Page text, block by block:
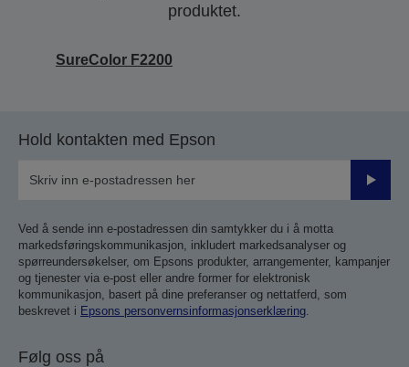
produktet.
SureColor F2200
Hold kontakten med Epson
Send
Ved å sende inn e-postadressen din samtykker du i å motta
markedsføringskommunikasjon, inkludert markedsanalyser og
spørreundersøkelser, om Epsons produkter, arrangementer, kampanjer
og tjenester via e-post eller andre former for elektronisk
kommunikasjon, basert på dine preferanser og nettatferd, som
beskrevet i Epsons personvernsinformasjonserklæring
Følg oss på